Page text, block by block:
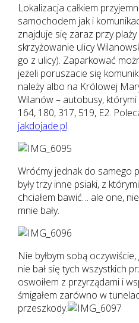
Lokalizacja całkiem
samochodem jak i
znajduje się zaraz przy
skrzyżowanie ulicy
go z ulicy). Zaparkować
jeżeli poruszacie się
należy albo na Królowej
Wilanów – autobusy,
164, 180, 317, 519, E2.
jakdojade.pl.
Wróćmy jednak do samego
były trzy inne psiaki, z
chciałem bawić… ale one,
mnie bały.
Nie byłbym sobą
nie bał się tych wszystkich
oswoiłem z przyrządami i
śmigałem zarówno w
przeszkody.